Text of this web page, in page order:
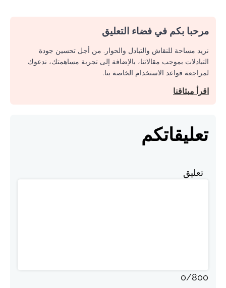
مرحبا بكم في فضاء التعليق
نريد مساحة للنقاش والتبادل والحوار. من أجل تحسين جودة
التبادلات بموجب مقالاتنا، بالإضافة إلى تجربة مساهمتك، ندعوك
لمراجعة قواعد الاستخدام الخاصة بنا.
اقرأ ميثاقنا
تعليقاتكم
تعليق
0/800